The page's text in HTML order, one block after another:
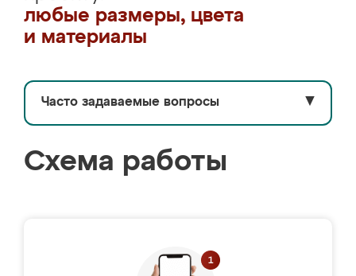
любые размеры, цвета
и материалы
Часто задаваемые вопросы ▼
Схема работы